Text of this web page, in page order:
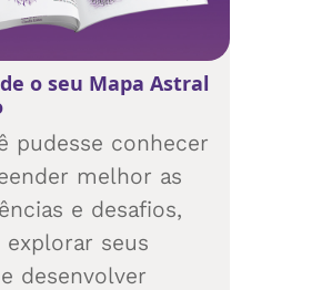
o seu Mapa Astral
pudesse conhecer
melhor as
e desafios,
explorar seus
desenvolver